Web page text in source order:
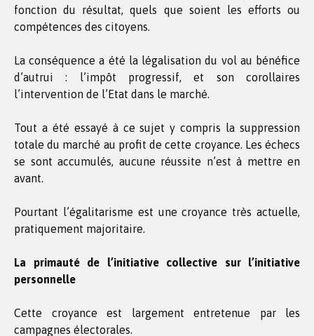
fonction du résultat, quels que soient les efforts ou
compétences des citoyens.
La conséquence a été la légalisation du vol au bénéfice
d’autrui : l’impôt progressif, et son corollaires
l’intervention de l’Etat dans le marché.
Tout a été essayé à ce sujet y compris la suppression
totale du marché au profit de cette croyance. Les échecs
se sont accumulés, aucune réussite n’est à mettre en
avant.
Pourtant l’égalitarisme est une croyance très actuelle,
pratiquement majoritaire.
La primauté de l’initiative collective sur l’initiative
personnelle
Cette croyance est largement entretenue par les
campagnes électorales.